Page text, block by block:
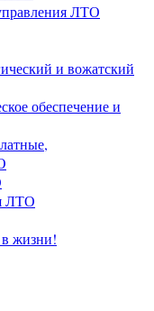
ЛТО
и вожатский
обеспечение и
ЛТО
жизни!